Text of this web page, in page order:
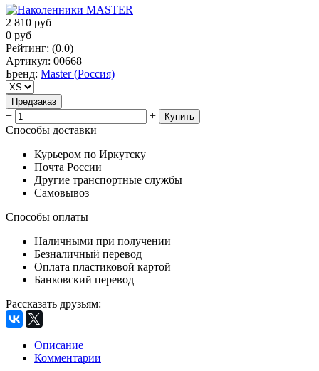
2 810 руб
0 руб
Рейтинг: (0.0)
Артикул: 00668
Бренд: Master (Россия)
Предзаказ
− + Купить
Способы доставки
Курьером по Иркутску
Почта России
Другие транспортные службы
Самовывоз
Способы оплаты
Наличными при получении
Безналичный перевод
Оплата пластиковой картой
Банковский перевод
Рассказать друзьям:
Описание
Комментарии